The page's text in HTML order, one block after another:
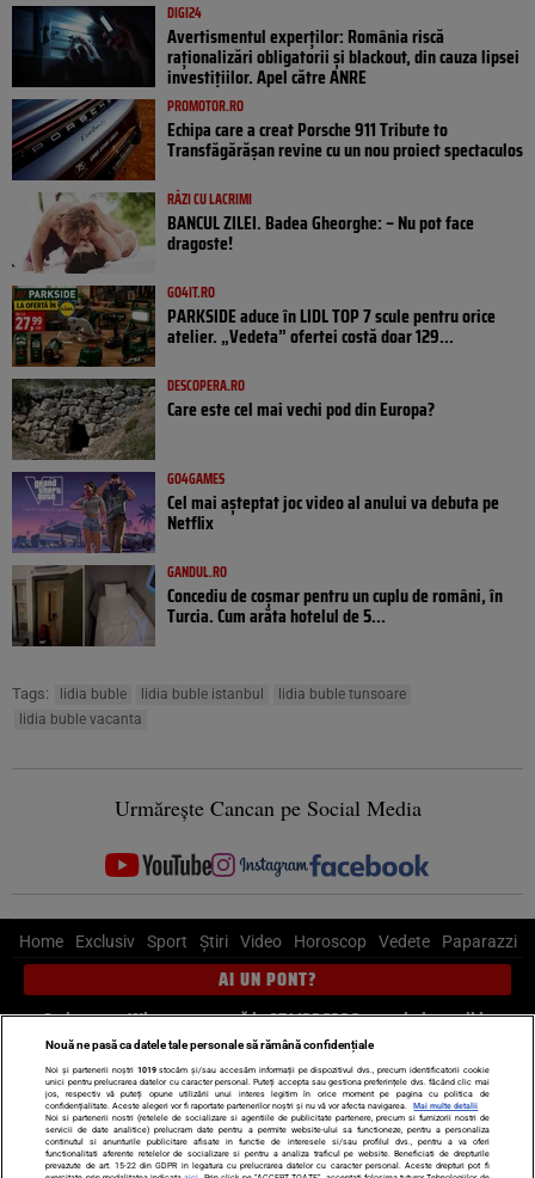
DIGI24
Avertismentul experților: România riscă
raționalizări obligatorii și blackout, din cauza lipsei
investițiilor. Apel către ANRE
PROMOTOR.RO
Echipa care a creat Porsche 911 Tribute to
Transfăgărășan revine cu un nou proiect spectaculos
RÂZI CU LACRIMI
BANCUL ZILEI. Badea Gheorghe: – Nu pot face
dragoste!
GO4IT.RO
PARKSIDE aduce în LIDL TOP 7 scule pentru orice
atelier. „Vedeta” ofertei costă doar 129...
DESCOPERA.RO
Care este cel mai vechi pod din Europa?
GO4GAMES
Cel mai așteptat joc video al anului va debuta pe
Netflix
GANDUL.RO
Concediu de coșmar pentru un cuplu de români, în
Turcia. Cum arăta hotelul de 5...
Tags: lidia buble lidia buble istanbul
lidia buble tunsoare
lidia buble vacanta
Urmărește Cancan pe Social Media
Home Exclusiv Sport Știri Video Horoscop Vedete Paparazzi
AI UN PONT?
Scrie-ne pe Whatsapp, sună la 0741226226 sau trimite mail la
pont@cancan.ro
Știri interne Știri externe
Politică
Ultimele stiri
Diete Insula Iubirii Dictionar de vise
LIFE STYLE
Horoscop
Nouă ne pasă ca datele tale personale să rămână confidențiale
Noi și partenerii noștri 1019stocăm și/sau accesăm informații pe dispozitivul dvs., precum identificatorii cookie
unici pentru prelucrarea datelor cu caracter personal. Puteți accepta sau gestiona preferințele dvs. făcând clic mai
jos, respectiv vă puteți opune utilizării unui interes legitim în orice moment pe pagina cu politica de
confidențialitate. Aceste alegeri vor fi raportate partenerilor noștri și nu vă vor afecta navigarea.
Mai multe detalii
Noi si partenerii nostri (retelele de socializare si agentiile de publicitate partenere, precum si furnizorii nostri de
servicii de date analitice) prelucram date pentru a permite website-ului sa functioneze, pentru a personaliza
continutul si anunturile publicitare afisate in functie de interesele si/sau profilul dvs., pentru a va oferi
functionalitati aferente retelelor de socializare si pentru a analiza traficul pe website. Beneficiati de drepturile
prevazute de art. 15-22 din GDPR in legatura cu prelucrarea datelor cu caracter personal. Aceste drepturi pot fi